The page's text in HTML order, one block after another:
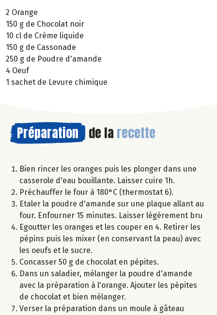
2 Orange
150 g de Chocolat noir
10 cl de Crème liquide
150 g de Cassonade
250 g de Poudre d'amande
4 Oeuf
1 sachet de Levure chimique
Préparation de la recette
Bien rincer les oranges puis les plonger dans une
casserole d'eau bouillante. Laisser cuire 1h.
Préchauffer le four à 180°C (thermostat 6).
Etaler la poudre d'amande sur une plaque allant au
four. Enfourner 15 minutes. Laisser légèrement bru
Egoutter les oranges et les couper en 4. Retirer les
pépins puis les mixer (en conservant la peau) avec
les oeufs et le sucre.
Concasser 50 g de chocolat en pépites.
Dans un saladier, mélanger la poudre d'amande
avec la préparation à l'orange. Ajouter les pépites
de chocolat et bien mélanger.
Verser la préparation dans un moule à gâteau